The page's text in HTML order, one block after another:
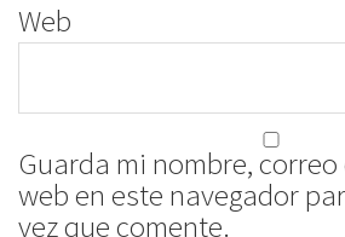
Web
Guarda mi nombre,
web en este navegador
vez que comente.